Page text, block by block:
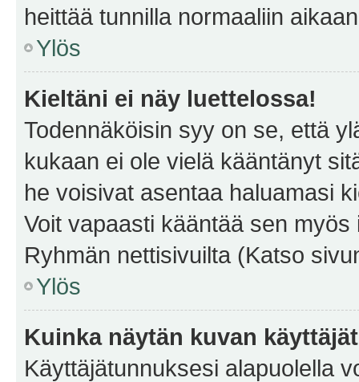
heittää tunnilla normaaliin
Ylös
Kieltäni ei näy luettelossa!
Todennäköisin syy on se, että
kukaan ei ole vielä kääntänyt
he voisivat asentaa haluamasi
Voit vapaasti kääntää sen
Ryhmän nettisivuilta (Katso
Ylös
Kuinka näytän kuvan
Käyttäjätunnuksesi alapuolella